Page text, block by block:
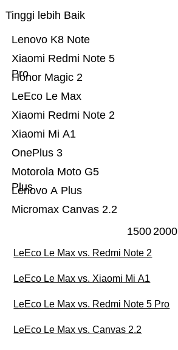
Tinggi lebih Baik
Micromax Canvas 2.2
Lenovo A Plus
Motorola Moto G5
Plus
OnePlus 3
Xiaomi Mi A1
Xiaomi Redmi Note 2
LeEco Le Max
Honor Magic 2
Xiaomi Redmi Note 5
Pro
Lenovo K8 Note
15002000
LeEco Le Max vs. Redmi Note 2
LeEco Le Max vs. Xiaomi Mi A1
LeEco Le Max vs. Redmi Note 5 Pro
LeEco Le Max vs. Canvas 2.2